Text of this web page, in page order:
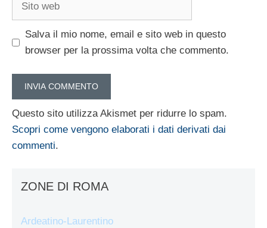
Salva il mio nome, email e sito web in questo
browser per la prossima volta che commento.
Questo sito utilizza Akismet per ridurre lo spam.
Scopri come vengono elaborati i dati derivati dai
commenti.
ZONE DI ROMA
Ardeatino-Laurentino